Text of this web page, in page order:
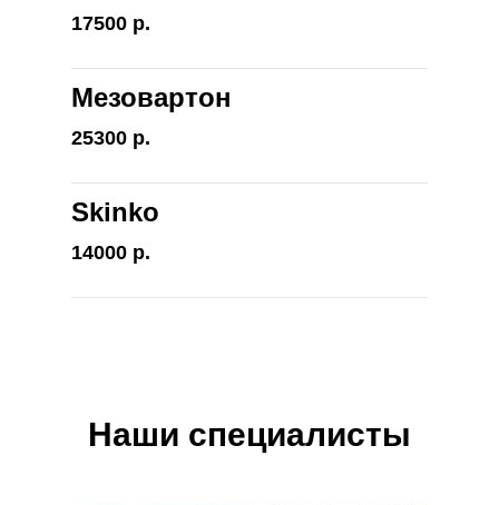
17500 р.
Мезовартон
25300 р.
Skinko
14000 р.
Наши специалисты